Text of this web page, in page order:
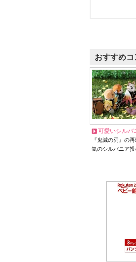
おすすめコ
可愛いシルバ
『鬼滅の刃』の
気のシルバニア投